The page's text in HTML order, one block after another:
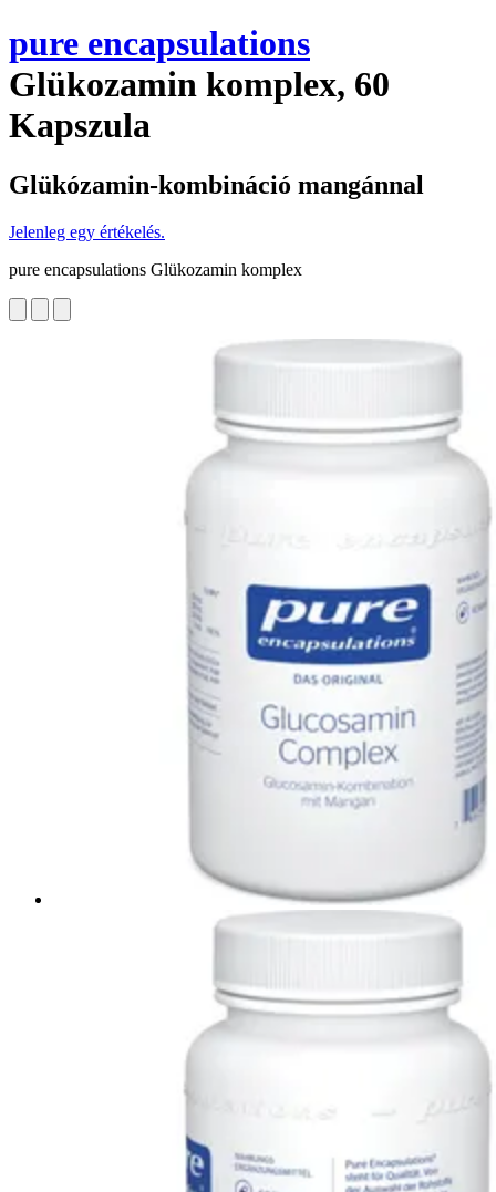
pure encapsulations
Glükozamin komplex, 60
Kapszula
Glükózamin-kombináció mangánnal
Jelenleg egy értékelés.
pure encapsulations Glükozamin komplex